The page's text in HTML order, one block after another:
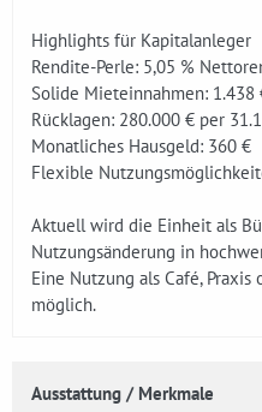
Highlights für Kapitalanleger
Rendite-Perle:­ 5,05 %
Solide Mieteinnahmen:
Rücklagen: 280.000 € per
Monatliches Hausgeld: 360 €
Flexible
Aktue­ll wird die Einheit als
Nutzungsänderung in
Eine Nutzung als Café,
möglich.
Ausstattung / Merkmale